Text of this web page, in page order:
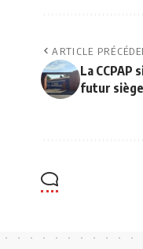
ARTICLE
La CCPAP
futur siège